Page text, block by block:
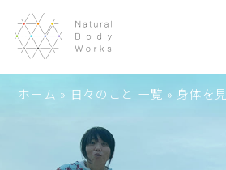
ホーム » 日々のこと 一覧 »身体を